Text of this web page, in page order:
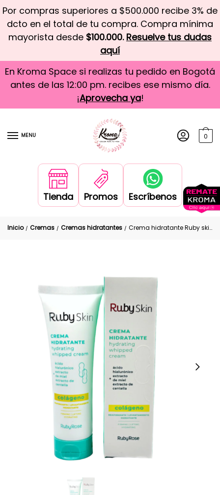
Por compras superiores a $500.000 recibe 3% de
dcto en el total de tu compra. Compra mínima
mayorista desde $100.000. Resuelve tus dudas
aquí
En Kroma Space si realizas tu pedido en Bogotá
antes de las 12:00 pm. recibes ese mismo día.
¡Aprovecha ya!
MENU 0
Tienda Promos Escríbenos
Inicio / Cremas / Cremas hidratantes / Crema hidratante Ruby skin centella colágeno